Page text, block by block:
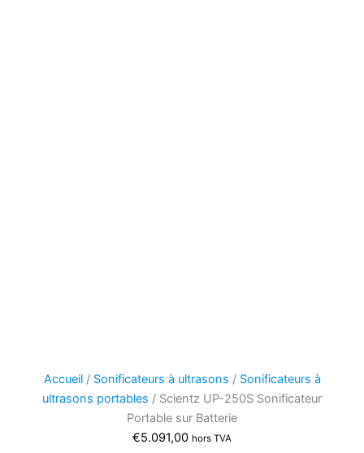
Accueil/ Sonificateurs à ultrasons / Sonificateurs à
ultrasons portables / Scientz UP-250S Sonificateur
Portable sur Batterie
€5.091,00 hors TVA